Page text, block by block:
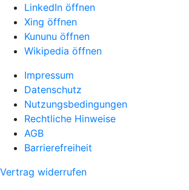
LinkedIn öffnen
Xing öffnen
Kununu öffnen
Wikipedia öffnen
Impressum
Datenschutz
Nutzungsbedingungen
Rechtliche Hinweise
AGB
Barrierefreiheit
Vertrag widerrufen